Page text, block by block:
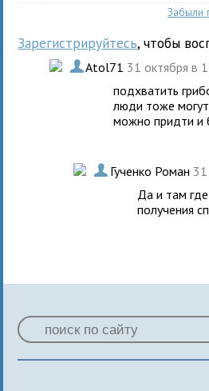
Забыли
Зарегистрируйтесь, чтобы
.Atol71 31 октября в
подхватить
люди тоже
можно придти и
. Гученко Роман
Да и там
получения